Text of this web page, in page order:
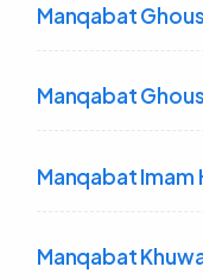
Manqabat
Manqabat
Manqabat Imam
Manqabat